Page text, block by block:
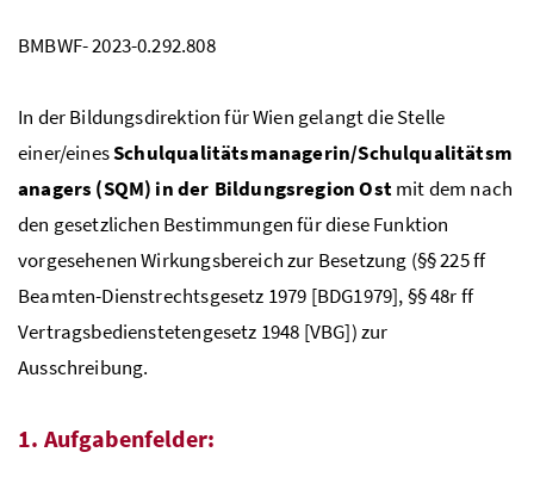
BMBWF- 2023-0.292.808
In der Bildungsdirektion für Wien gelangt die Stelle
einer/einesSchulqualitätsmanagerin/Schulqualitätsm
anagers (SQM) in der Bildungsregion Ostmit dem nach
den gesetzlichen Bestimmungen für diese Funktion
vorgesehenen Wirkungsbereich zur Besetzung (§§225ff
Beamten-Dienstrechtsgesetz 1979 [BDG1979],§§48rff
Vertragsbedienstetengesetz 1948 [VBG]) zur
Ausschreibung.
1. Aufgabenfelder: